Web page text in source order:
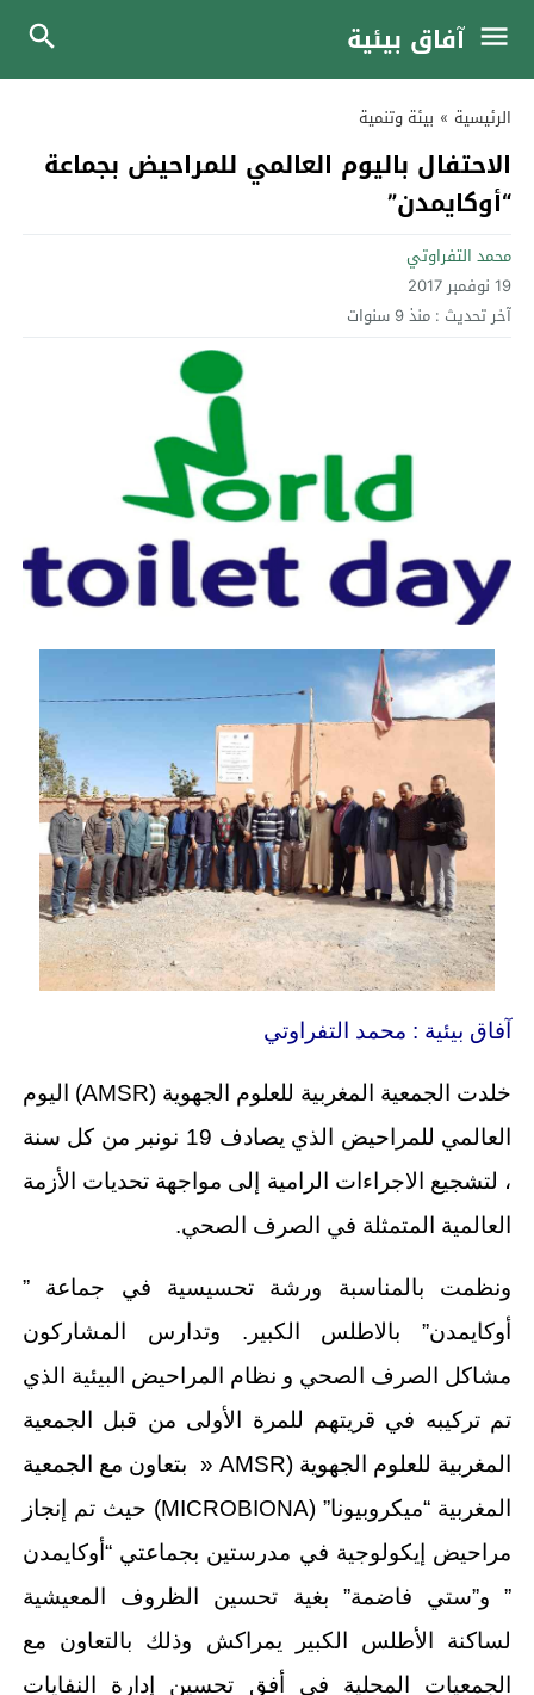
آفاق بيئية
الرئيسية » بيئة وتنمية
الاحتفال باليوم العالمي للمراحيض بجماعة
“أوكايمدن”
محمد التفراوتي
19 نوفمبر 2017
آخر تحديث : منذ 9 سنوات
آفاق بيئية : محمد التفراوتي
خلدت الجمعية المغربية للعلوم الجهوية (AMSR) اليوم
العالمي للمراحيض الذي يصادف 19 نونبر من كل سنة
، لتشجيع الاجراءات الرامية إلى مواجهة تحديات الأزمة
العالمية المتمثلة في الصرف الصحي.
ونظمت بالمناسبة ورشة تحسيسية في جماعة ”
أوكايمدن” بالاطلس الكبير. وتدارس المشاركون
مشاكل الصرف الصحي و نظام المراحيض البيئية الذي
تم تركيبه في قريتهم للمرة الأولى من قبل الجمعية
المغربية للعلوم الجهوية (AMSR « بتعاون مع الجمعية
المغربية “ميكروبيونا” (MICROBIONA) حيث تم إنجاز
مراحيض إيكولوجية في مدرستين بجماعتي “أوكايمدن
” و”ستي فاضمة” بغية تحسين الظروف المعيشية
لساكنة الأطلس الكبير يمراكش وذلك بالتعاون مع
الجمعيات المحلية في أفق تحسين إدارة النفايات